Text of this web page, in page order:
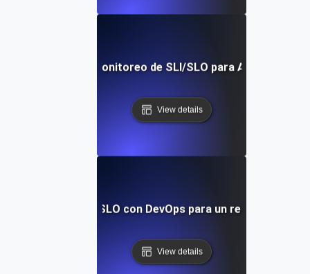
Implementar el Monitoreo de SLI/SLO para APIs: Una
View details
métricas SLI/SLO con DevOps para un rendimiento
View details